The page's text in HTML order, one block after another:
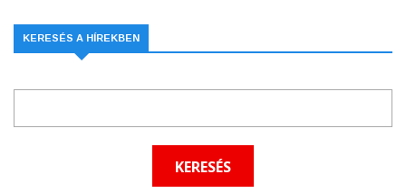
KERESÉS A HÍREKBEN